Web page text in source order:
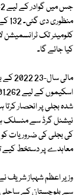
کیا جائے گا۔
نیشنل گرڈ سے منسلک ہو
معاہدے پر دستخط کیے
وزیر اعظم شہباز شریف